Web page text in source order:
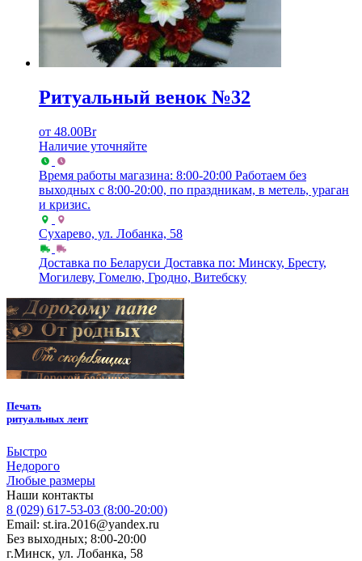
Ритуальный венок №32
от 48.00Br
Наличие уточняйте
Время работы магазина: 8:00-20:00 Работаем без
выходных с 8:00-20:00, по праздникам, в метель, ураган
и кризис.
Сухарево, ул. Лобанка, 58
Доставка по Беларуси Доставка по: Минску, Бресту,
Могилеву, Гомелю, Гродно, Витебску
Печать
ритуальных лент
Быстро
Недорого
Любые размеры
Наши контакты
8 (029) 617-53-03 (8:00-20:00)
Email: st.ira.2016@yandex.ru
Без выходных; 8:00-20:00
г.Минск, ул. Лобанка, 58